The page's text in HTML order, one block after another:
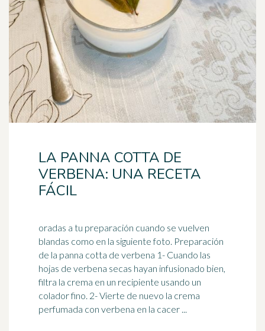
LA PANNA COTTA DE
VERBENA: UNA RECETA
FÁCIL
oradas a tu preparación cuando se vuelven
blandas como en la siguiente foto. Preparación
de la panna cotta de verbena 1- Cuando las
hojas de verbena secas hayan infusionado bien,
filtra la crema en un recipiente usando un
colador fino. 2- Vierte de nuevo la crema
perfumada con verbena en la cacer ...